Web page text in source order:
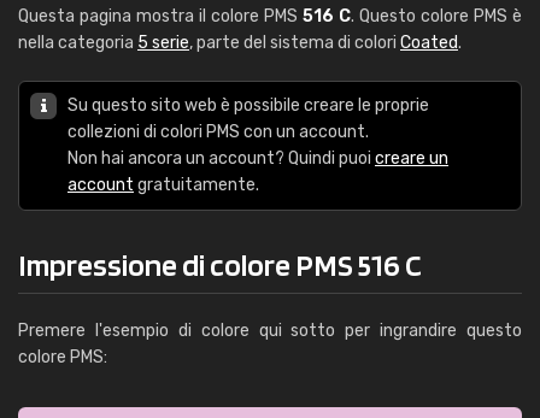
Questa pagina mostra il colore PMS 516 C. Questo colore PMS è
nella categoria 5 serie, parte del sistema di colori Coated.
Su questo sito web è possibile creare le proprie
collezioni di colori PMS con un account.
Non hai ancora un account? Quindi puoi creare un
account gratuitamente.
Impressione di colore PMS 516 C
Premere l'esempio di colore qui sotto per ingrandire questo
colore PMS: